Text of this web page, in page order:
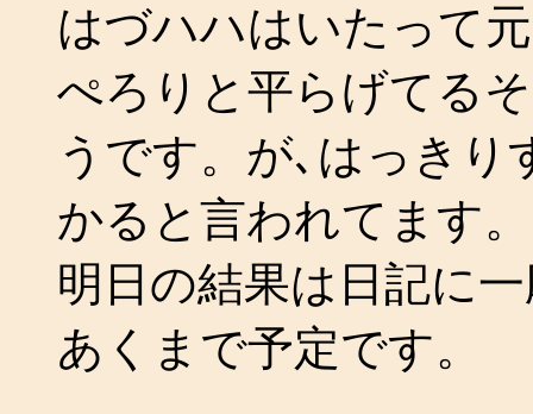
はづハハはいたって
ぺろりと平らげてる
うです。が､はっきり
かると言われてます。
明日の結果は日記に
あくまで予定です。